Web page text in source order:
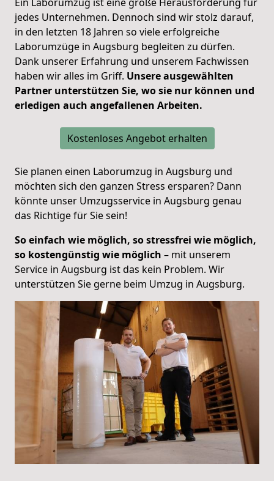
jedes Unternehmen. Dennoch sind wir stolz darauf,
in den letzten 18 Jahren so viele erfolgreiche
Laborumzüge in Augsburg begleiten zu dürfen.
Dank unserer Erfahrung und unserem Fachwissen
haben wir alles im Griff. Unsere ausgewählten
Partner unterstützen Sie, wo sie nur können und
erledigen auch angefallenen Arbeiten.
Kostenloses Angebot erhalten
Sie planen einen Laborumzug in Augsburg und
möchten sich den ganzen Stress ersparen? Dann
könnte unser Umzugsservice in Augsburg genau
das Richtige für Sie sein!
So einfach wie möglich, so stressfrei wie möglich,
so kostengünstig wie möglich – mit unserem
Service in Augsburg ist das kein Problem. Wir
unterstützen Sie gerne beim Umzug in Augsburg.